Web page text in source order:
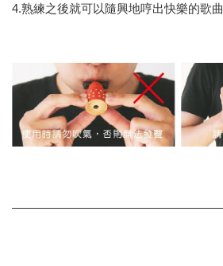
4.熟練之後就可以隨興地哼出快樂的歌曲